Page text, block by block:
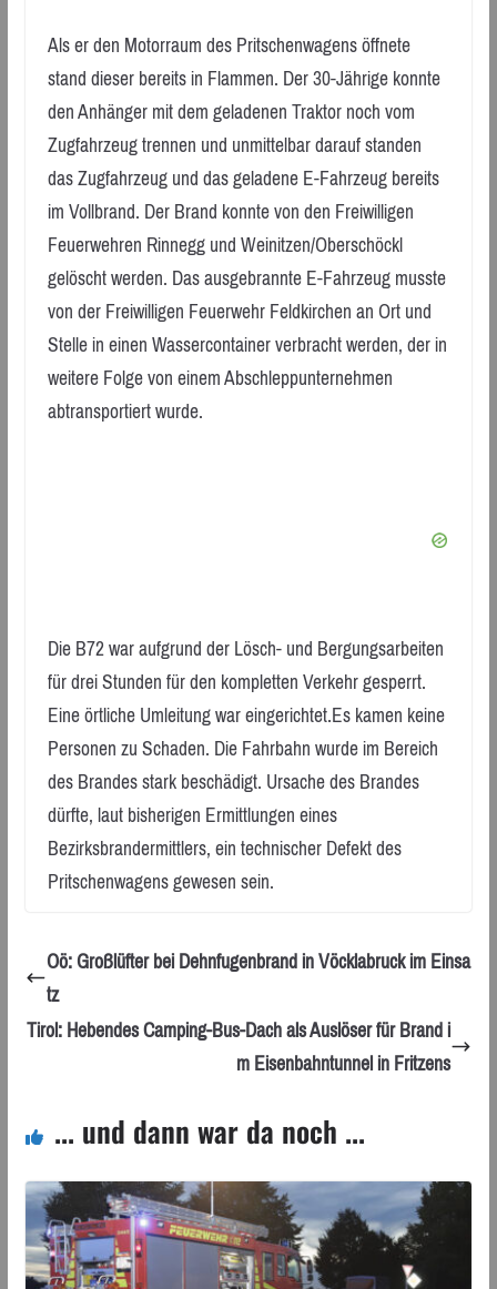
Als er den Motorraum des Pritschenwagens öffnete
stand dieser bereits in Flammen. Der 30-Jährige konnte
den Anhänger mit dem geladenen Traktor noch vom
Zugfahrzeug trennen und unmittelbar darauf standen
das Zugfahrzeug und das geladene E-Fahrzeug bereits
im Vollbrand. Der Brand konnte von den Freiwilligen
Feuerwehren Rinnegg und Weinitzen/Oberschöckl
gelöscht werden. Das ausgebrannte E-Fahrzeug musste
von der Freiwilligen Feuerwehr Feldkirchen an Ort und
Stelle in einen Wassercontainer verbracht werden, der in
weitere Folge von einem Abschleppunternehmen
abtransportiert wurde.
Die B72 war aufgrund der Lösch- und Bergungsarbeiten
für drei Stunden für den kompletten Verkehr gesperrt.
Eine örtliche Umleitung war eingerichtet.Es kamen keine
Personen zu Schaden. Die Fahrbahn wurde im Bereich
des Brandes stark beschädigt. Ursache des Brandes
dürfte, laut bisherigen Ermittlungen eines
Bezirksbrandermittlers, ein technischer Defekt des
Pritschenwagens gewesen sein.
Oö: Großlüfter bei Dehnfugenbrand in Vöcklabruck im Einsa
tz
Tirol: Hebendes Camping-Bus-Dach als Auslöser für Brand i
m Eisenbahntunnel in Fritzens
... und dann war da noch ...